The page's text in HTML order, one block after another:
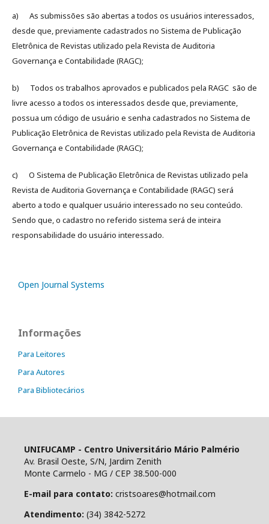
a) As submissões são abertas a todos os usuários interessados,
desde que, previamente cadastrados no Sistema de Publicação
Eletrônica de Revistas utilizado pela Revista de Auditoria
Governança e Contabilidade (RAGC);
b) Todos os trabalhos aprovados e publicados pela RAGC são de
livre acesso a todos os interessados desde que, previamente,
possua um código de usuário e senha cadastrados no Sistema de
Publicação Eletrônica de Revistas utilizado pela Revista de Auditoria
Governança e Contabilidade (RAGC);
c) O Sistema de Publicação Eletrônica de Revistas utilizado pela
Revista de Auditoria Governança e Contabilidade (RAGC) será
aberto a todo e qualquer usuário interessado no seu conteúdo.
Sendo que, o cadastro no referido sistema será de inteira
responsabilidade do usuário interessado.
Open Journal Systems
Informações
Para Leitores
Para Autores
Para Bibliotecários
UNIFUCAMP - Centro Universitário Mário Palmério
Av. Brasil Oeste, S/N, Jardim Zenith
Monte Carmelo - MG / CEP 38.500-000
E-mail para contato: cristsoares@hotmail.com
Atendimento: (34) 3842-5272